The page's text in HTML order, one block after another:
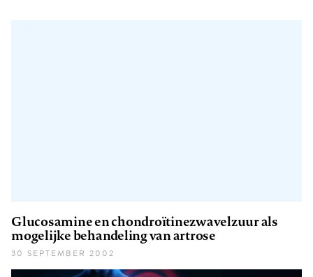
Glucosamine en chondroïtinezwavelzuur als
mogelijke behandeling van artrose
30 SEPTEMBER 2002